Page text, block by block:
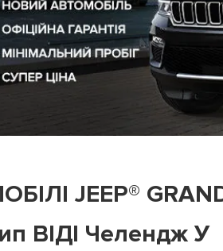
JEEP®
ВІДІ Челендж У